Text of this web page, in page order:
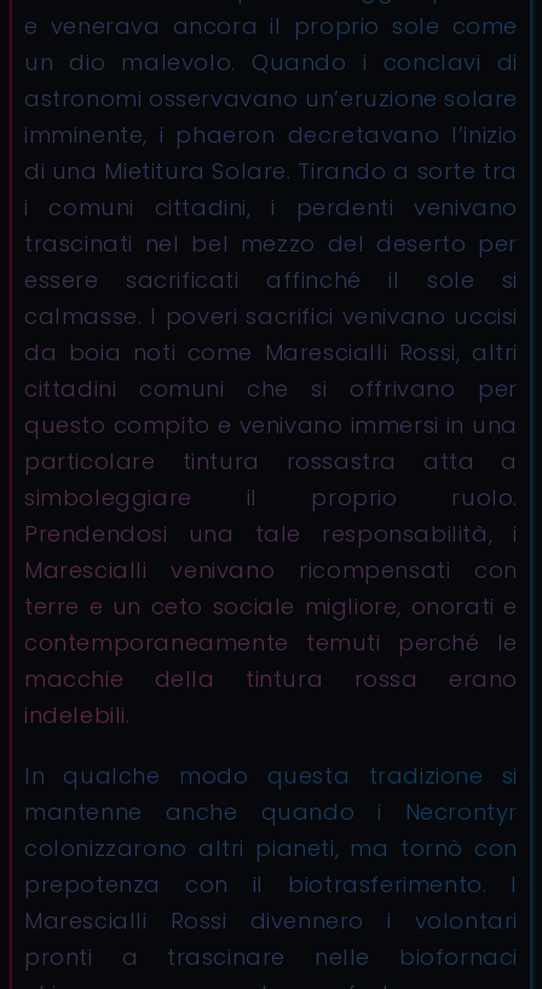
e venerava ancora il proprio sole come
un dio malevolo. Quando i conclavi di
astronomi osservavano un’eruzione solare
imminente, i phaeron decretavano l’inizio
di una Mietitura Solare. Tirando a sorte tra
i comuni cittadini, i perdenti venivano
trascinati nel bel mezzo del deserto per
essere sacrificati affinché il sole si
calmasse. I poveri sacrifici venivano uccisi
da boia noti come Marescialli Rossi, altri
cittadini comuni che si offrivano per
questo compito e venivano immersi in una
particolare tintura rossastra atta a
simboleggiare il proprio ruolo.
Prendendosi una tale responsabilità, i
Marescialli venivano ricompensati con
terre e un ceto sociale migliore, onorati e
contemporaneamente temuti perché le
macchie della tintura rossa erano
indelebili.
In qualche modo questa tradizione si
mantenne anche quando i Necrontyr
colonizzarono altri pianeti, ma tornò con
prepotenza con il biotrasferimento. I
Marescialli Rossi divennero i volontari
pronti a trascinare nelle biofornaci